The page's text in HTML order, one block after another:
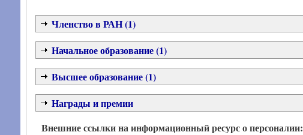
Членство в РАН (1)
Начальное образование (1)
Высшее образование (1)
Награды и премии
Внешние ссылки на информационный ресурс о персоналии: